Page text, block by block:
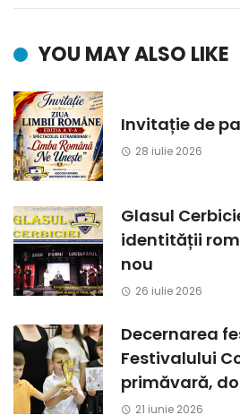
YOU MAY ALSO LIKE
Invitație de
28 iulie 2026
Glasul
identității
nou
26 iulie 2026
Decernarea
Festivalului
primăvară,
21 iunie 2026